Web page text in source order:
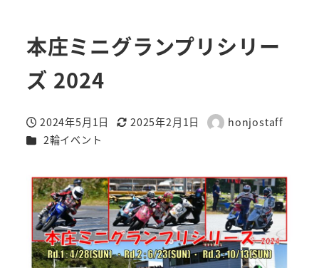
本庄ミニグランプリシリー
ズ 2024
投稿日
2024年5月1日
更新日
2025年2月1日
著
honjostaff
カテゴリー
2輪イベント